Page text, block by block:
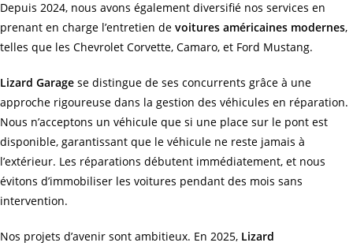
Depuis 2024, nous avons également diversifié nos services en
prenant en charge l’entretien de voitures américaines modernes,
telles que les Chevrolet Corvette, Camaro, et Ford Mustang.
Lizard Garage se distingue de ses concurrents grâce à une
approche rigoureuse dans la gestion des véhicules en réparation.
Nous n’acceptons un véhicule que si une place sur le pont est
disponible, garantissant que le véhicule ne reste jamais à
l’extérieur. Les réparations débutent immédiatement, et nous
évitons d’immobiliser les voitures pendant des mois sans
intervention.
Nos projets d’avenir sont ambitieux. En 2025, Lizard